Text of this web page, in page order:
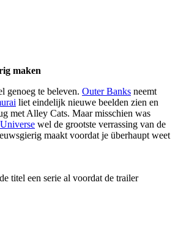
maken
genoeg te beleven. Outer Banks neemt
liet eindelijk nieuwe beelden zien en
met Alley Cats. Maar misschien was
wel de grootste verrassing van de
maakt voordat je überhaupt weet
titel een serie al voordat de trailer